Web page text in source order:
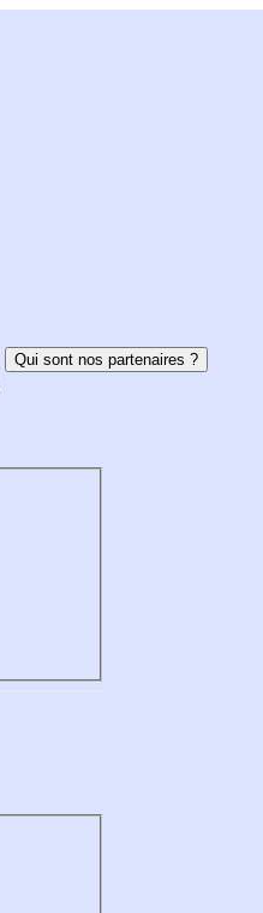
Qui sont nos partenaires ?